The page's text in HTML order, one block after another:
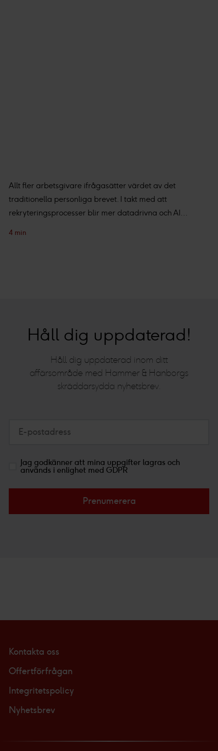
Allt fler arbetsgivare ifrågasätter värdet av det
traditionella personliga brevet. I takt med att
rekryteringsprocesser blir mer datadrivna och AI...
4 min
Håll dig uppdaterad!
Håll dig uppdaterad inom ditt
affärsområde med Hammer & Hanborgs
skräddarsydda nyhetsbrev.
E-postadress
Jag godkänner att mina uppgifter lagras och
används i enlighet med GDPR
Prenumerera
Kontakta oss
Offertförfrågan
Integritetspolicy
Nyhetsbrev